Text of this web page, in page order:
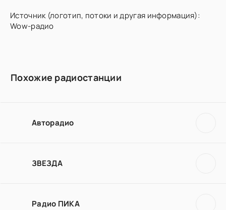
Источник (логотип, потоки и другая информация):
Wow-радио
Похожие радиостанции
Авторадио
ЗВЕЗДА
Радио ПИКА